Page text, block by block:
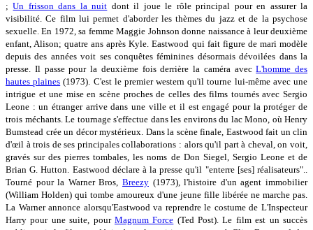
;Un frisson dans la nuit dont il joue le rôle principal pour en assurer la
visibilité. Ce film lui permet d'aborder les thèmes du jazz et de la psychose
sexuelle. En 1972, sa femme Maggie Johnson donne naissance à leur deuxième
enfant, Alison; quatre ans après Kyle. Eastwood qui fait figure de mari modèle
depuis des années voit ses conquêtes féminines désormais dévoilées dans la
presse. Il passe pour la deuxième fois derrière la caméra avecL'homme des
hautes plaines (1973). C'est le premier western qu'il tourne lui-même avec une
intrigue et une mise en scène proches de celles des films tournés avec Sergio
Leone : un étranger arrive dans une ville et il est engagé pour la protéger de
trois méchants. Le tournage s'effectue dans les environs du lac Mono, où Henry
Bumstead crée un décor mystérieux. Dans la scène finale, Eastwood fait un clin
d'œil à trois de ses principales collaborations : alors qu'il part à cheval, on voit,
gravés sur des pierres tombales, les noms de Don Siegel, Sergio Leone et de
Brian G. Hutton. Eastwood déclare à la presse qu'il "enterre [ses] réalisateurs"..
Tourné pour la Warner Bros, Breezy (1973), l'histoire d'un agent immobilier
(William Holden) qui tombe amoureux d'une jeune fille libérée ne marche pas.
La Warner annonce alorsqu'Eastwood va reprendre le costume de L'Inspecteur
Harry pour une suite, pour Magnum Force (Ted Post). Le film est un succès